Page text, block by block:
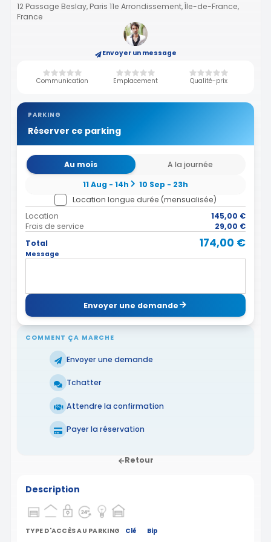
12 Passage Beslay, Paris 11e Arrondissement, Île-de-France,
France
Envoyer un message
Communication Emplacement Qualité-prix
PARKING
Réserver ce parking
Au mois
A la journée
11 Aug - 14h
10 Sep - 23h
Location longue durée (mensualisée)
Location
145,00 €
Frais de service
29,00 €
Total
174,00 €
Message
Envoyer une demande
COMMENT ÇA MARCHE
Envoyer une demande
Tchatter
Attendre la confirmation
Payer la réservation
Retour
Description
TYPE D'ACCÈS AU PARKING Clé Bip